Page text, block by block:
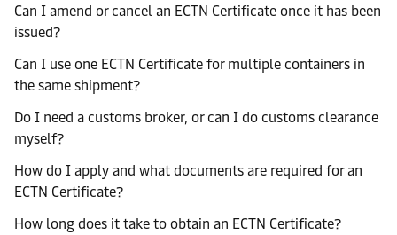
Can I amend or cancel an ECTN Certificate once it has been
issued?
Can I use one ECTN Certificate for multiple containers in
the same shipment?
Do I need a customs broker, or can I do customs clearance
myself?
How do I apply and what documents are required for an
ECTN Certificate?
How long does it take to obtain an ECTN Certificate?